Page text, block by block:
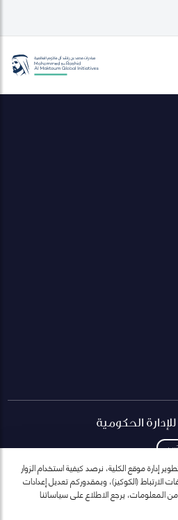
الحكومية
إدارة موقع الكلية، نرصد كيفية استخدام الزوار
(الكوكيز)، وبمقدوركم تعديل إعدادات
المعلومات، يرجع الاطلاع على سياساتنا